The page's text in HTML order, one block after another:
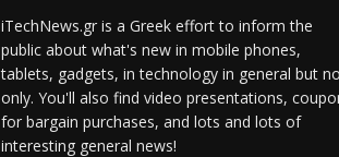
iTechNews.gr is a Greek effort to inform the
public about what's new in mobile phones,
tablets, gadgets, in technology in general but
only. You'll also find video presentations,
for bargain purchases, and lots and lots of
interesting general news!